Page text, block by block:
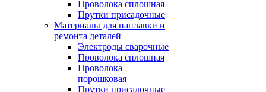
Проволока сплошная
Прутки присадочные
Материалы для наплавки и
ремонта деталей
Электроды сварочные
Проволока сплошная
Проволока
порошковая
Прутки присадочные